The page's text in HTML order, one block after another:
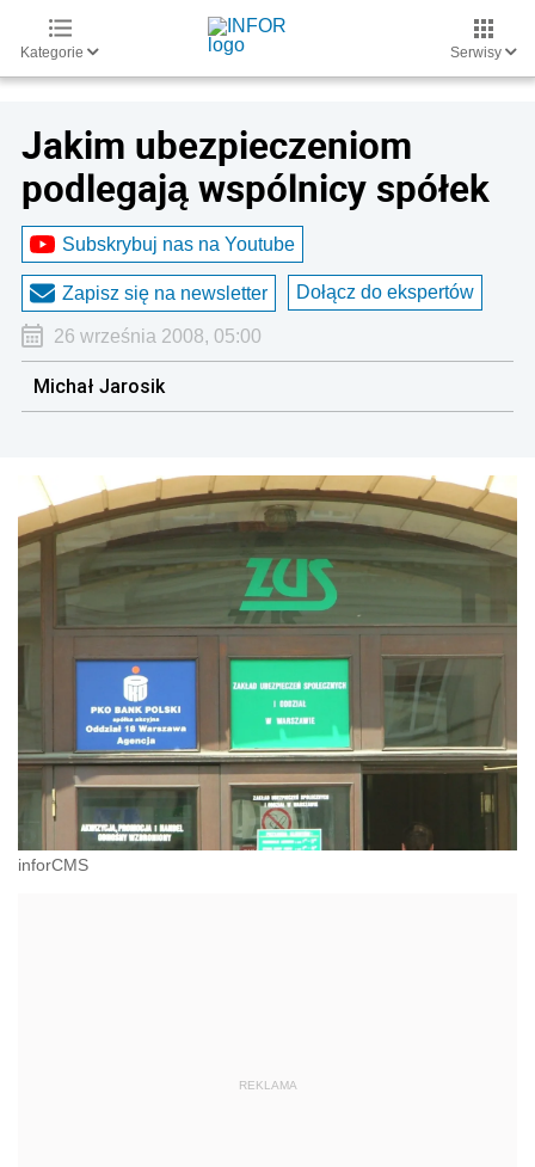
Kategorie Serwisy
Jakim ubezpieczeniom
podlegają wspólnicy spółek
Subskrybuj nas na Youtube
Zapisz się na newsletter Dołącz do ekspertów
26 września 2008, 05:00
Michał Jarosik
inforCMS